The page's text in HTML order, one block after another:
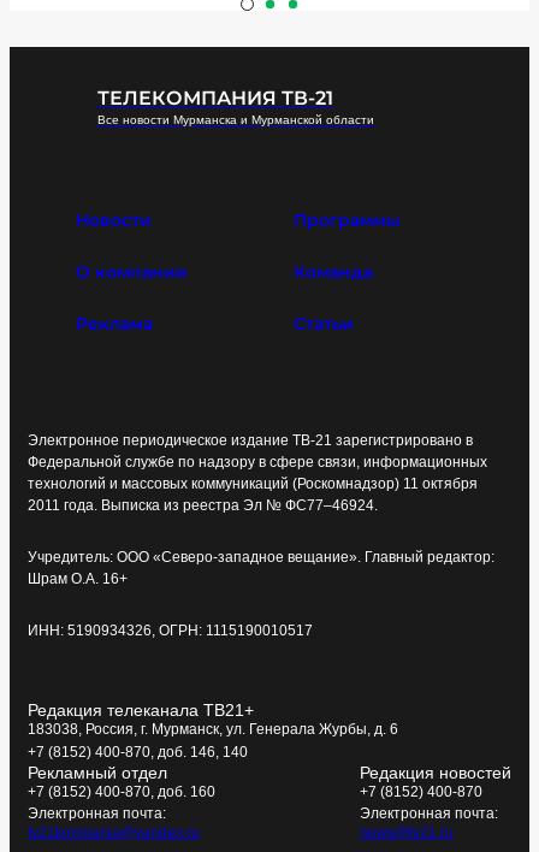
ТЕЛЕКОМПАНИЯ ТВ-21
Все новости Мурманска и Мурманской области
Новости Программы
О компании Команда
Реклама Статьи
Электронное периодическое издание ТВ-21 зарегистрировано в
Федеральной службе по надзору в сфере связи, информационных
технологий и массовых коммуникаций (Роскомнадзор) 11 октября
2011 года. Выписка из реестра Эл № ФС77–46924.
Учредитель: ООО «Северо-западное вещание». Главный редактор:
Шрам О.А. 16+
ИНН: 5190934326, ОГРН: 1115190010517
Редакция телеканала ТВ21+
183038, Россия, г. Мурманск, ул. Генерала Журбы, д. 6
+7 (8152) 400-870, доб. 146, 140
Рекламный отдел
+7 (8152) 400-870, доб. 160
Электронная почта:
tv21kompania@yandex.ru
Редакция новостей
+7 (8152) 400-870
Электронная почта:
news@tv21.ru